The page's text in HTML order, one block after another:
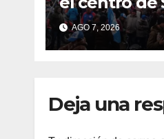
Fe por una
de
sociales y
AGO 7, 2026
Deja una